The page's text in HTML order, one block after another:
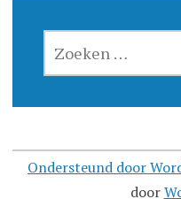
NAAR:
Ondersteund door
door